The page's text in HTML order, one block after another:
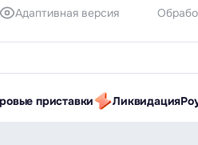
Адаптивная версия
приставки Ликвидация